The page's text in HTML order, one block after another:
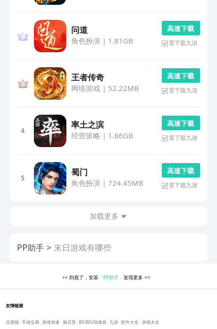
问道
角色扮演 | 1.81GB
高 速 下 载
需下载九游
王者传奇
网络游戏| 52.22MB
高 速 下 载
需下载九游
4
率土之滨
经营策略 | 1.86GB
高 速 下 载
需下载九游
5
蜀门
角色扮演 | 724.45MB
高 速 下 载
需下载九游
加载更多
PP助手 末日游戏有哪些
>> 到底了，安装 「PP助手」 发现更多<<
友情链接
交易猫 手游交易 游戏加速 豌豆荚 BIUBIU加速器 九游 软件大全 游戏大全